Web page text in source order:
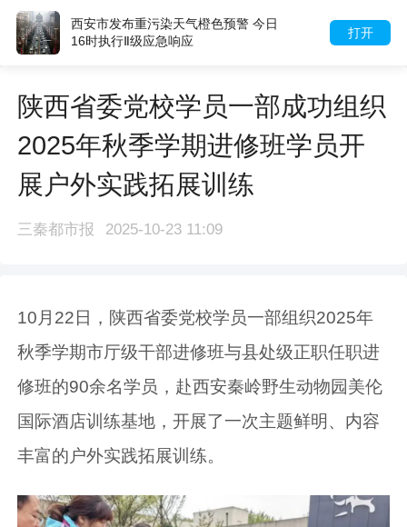
打开
西安市发布重污染天气橙色预警 今日
16时执行Ⅱ级应急响应
陕西省委党校学员一部成功组织
2025年秋季学期进修班学员开
展户外实践拓展训练
三秦都市报 2025-10-23 11:09
10月22日，陕西省委党校学员一部组织2025年
秋季学期市厅级干部进修班与县处级正职任职进
修班的90余名学员，赴西安秦岭野生动物园美伦
国际酒店训练基地，开展了一次主题鲜明、内容
丰富的户外实践拓展训练。